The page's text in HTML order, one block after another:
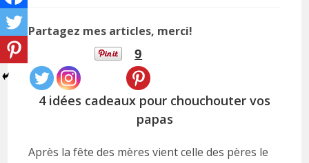
publication :
Partagez mes articles, merci!
9
4 idées cadeaux pour chouchouter vos
papas
Après la fête des mères vient celle des pères le